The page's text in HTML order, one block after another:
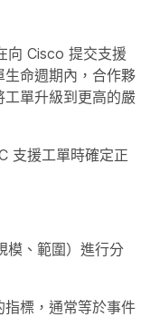
向 Cisco 提交支援
命週期內，合作夥
單升級到更高的嚴
支援工單時確定正
模、範圍）進行分
標，通常等於事件